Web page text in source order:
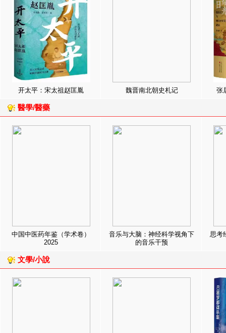
开太平：宋太祖赵匡胤 魏晋南北朝史札记 张
醫學/醫藥
中国中医药年鉴（学术卷）
2025
音乐与大脑：神经科学视角下
的音乐干预
思考
文學/小說